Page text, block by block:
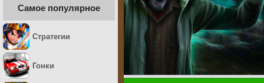
Самое популярное
Стратегии
Гонки